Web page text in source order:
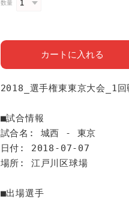
数量
カートに入れる
2018_選手権東東京大会_1
■試合情報
試合名: 城西 - 東京
日付: 2018-07-07
場所: 江戸川区球場
■出場選手